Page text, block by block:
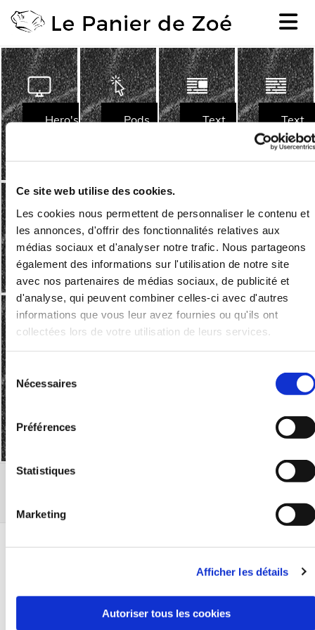
Ce site web utilise des cookies.
Les cookies nous permettent de personnaliser le contenu et
les annonces, d'offrir des fonctionnalités relatives aux
médias sociaux et d'analyser notre trafic. Nous partageons
également des informations sur l'utilisation de notre site
avec nos partenaires de médias sociaux, de publicité et
d'analyse, qui peuvent combiner celles-ci avec d'autres
informations que vous leur avez fournies ou qu'ils ont
collectées lors de votre utilisation de leurs services.
Sélection
du
consentement
Nécessaires
Préférences
Statistiques
Marketing
Afficher les détails
Autoriser tous les cookies
Accéder au contenu
Hero's Pods
Text
Text
Testimonials Blogs Ecomm USPs
75009 Paris